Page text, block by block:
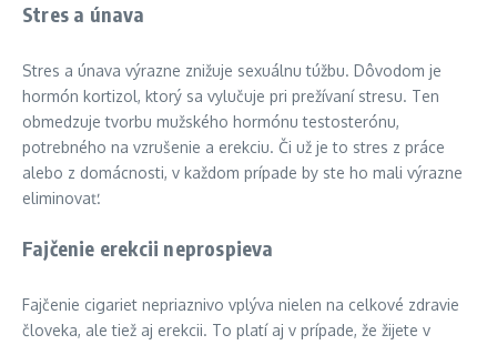
Stres a únava
Stres a únava výrazne znižuje sexuálnu túžbu. Dôvodom je
hormón kortizol, ktorý sa vylučuje pri prežívaní stresu. Ten
obmedzuje tvorbu mužského hormónu testosterónu,
potrebného na vzrušenie a erekciu. Či už je to stres z práce
alebo z domácnosti, v každom prípade by ste ho mali výrazne
eliminovať.
Fajčenie erekcii neprospieva
Fajčenie cigariet nepriaznivo vplýva nielen na celkové zdravie
človeka, ale tiež aj erekcii. To platí aj v prípade, že žijete v